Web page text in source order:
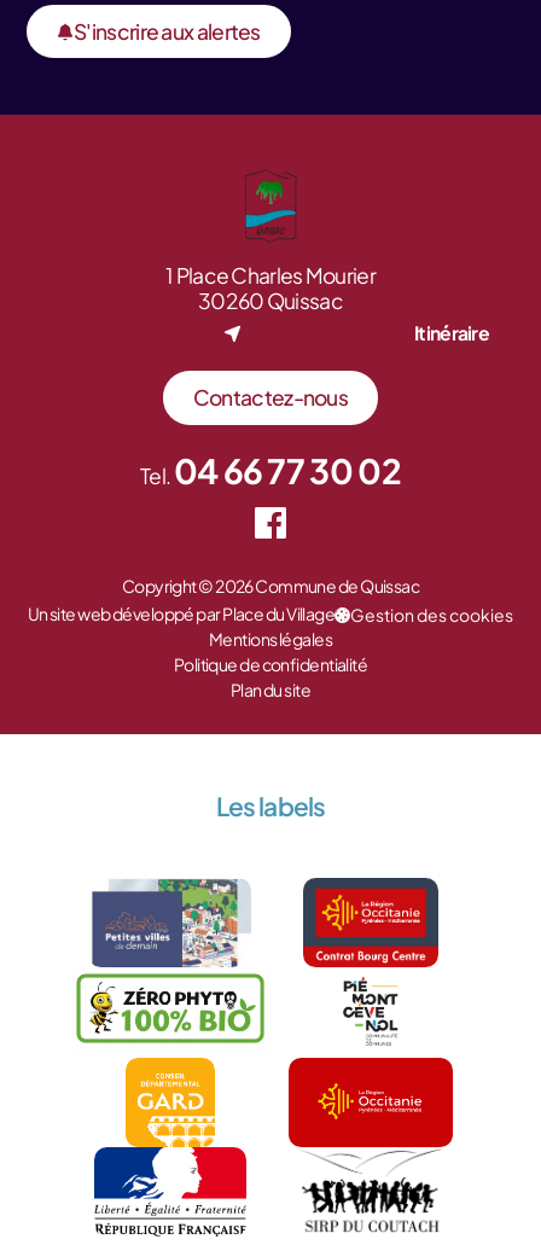
S'inscrire aux alertes
1 Place Charles Mourier
30260 Quissac
Itinéraire
Contactez-nous
Tel.04 66 77 30 02
Copyright © 2026 Commune de Quissac
Un site web développé par Place du Village
Gestion des cookies
Mentions légales
Politique de confidentialité
Plan du site
Les labels